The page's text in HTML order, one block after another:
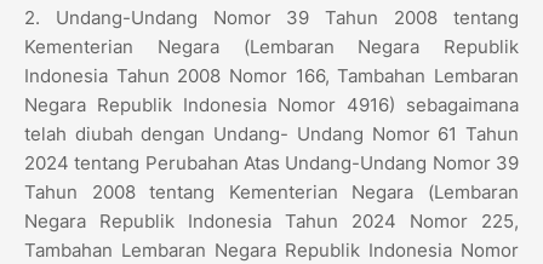
2. Undang-Undang Nomor 39 Tahun 2008 tentang
Kementerian Negara (Lembaran Negara Republik
Indonesia Tahun 2008 Nomor 166, Tambahan Lembaran
Negara Republik Indonesia Nomor 4916) sebagaimana
telah diubah dengan Undang- Undang Nomor 61 Tahun
2024 tentang Perubahan Atas Undang-Undang Nomor 39
Tahun 2008 tentang Kementerian Negara (Lembaran
Negara Republik Indonesia Tahun 2024 Nomor 225,
Tambahan Lembaran Negara Republik Indonesia Nomor